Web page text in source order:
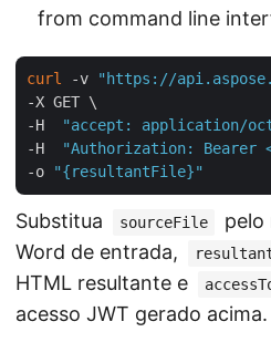
from command line
curl -v
"https://
-X GET \
-H
"accept: application/
-H
"Authorization: Bearer
-o
"{resultantFile}"
Substitua sourceFile
pelo
Word de entrada,
HTML resultante e
acesso JWT gerado acima.